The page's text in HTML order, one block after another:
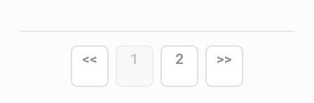
129 entre janeiro e junho do
ano passado.
<< 1 2 >>